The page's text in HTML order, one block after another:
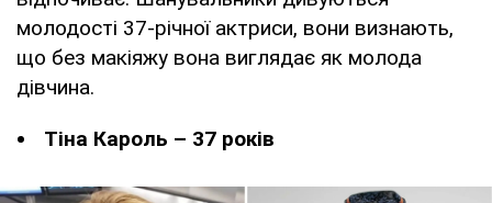
молодості 37-річної актриси, вони визнають,
що без макіяжу вона виглядає як молода
дівчина.
Тіна Кароль – 37 років